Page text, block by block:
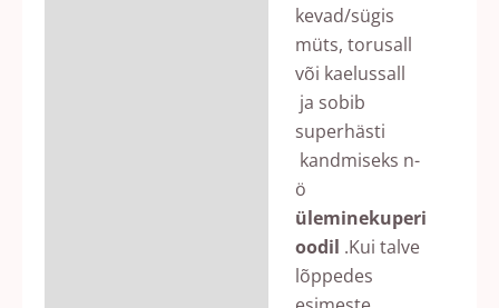
kevad/sügis
müts, torusall
või kaelussall
ja sobib
superhästi
kandmiseks n-
ö
üleminekuperi
oodil .Kui talve
lõppedes